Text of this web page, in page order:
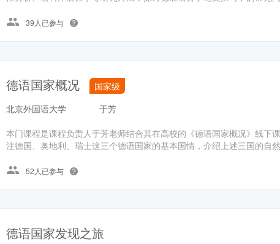
39人已参与
德语国家概况 国家级
北京外国语大学
于芳
本门课程是课程负责人于芳老师结合其在高校的《德语国家概况》线下
注德国、奥地利、瑞士这三个德语国家的基本国情，介绍上述三国的自
52人已参与
德语国家发现之旅